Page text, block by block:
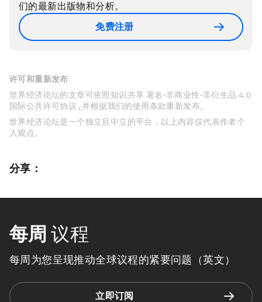
们的最新出版物和分析。
免费注册
许可和重新发布
世界经济论坛的文章可依照知识共享 署名-非商业性-非衍生品 4.0
国际公共许可协议 , 并根据我们的使用条款重新发布。
世界经济论坛是一个独立且中立的平台，以上内容仅代表作者个
人观点。
分享：
每周 议程
每周为您呈现推动全球议程的紧要问题（英文）
立即订阅